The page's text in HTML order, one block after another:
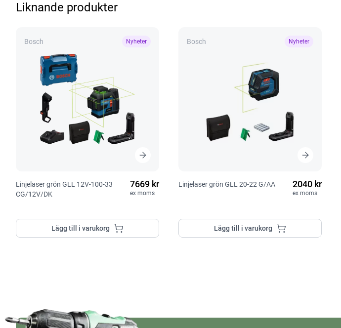
Liknande produkter
Bosch Nyheter
Linjelaser grön GLL 12V-100-33
CG/12V/DK
7669 kr
ex moms
Lägg till i varukorg
Bosch Nyheter
Linjelaser grön GLL 20-22 G/AA 2040 kr
ex moms
Lägg till i varukorg